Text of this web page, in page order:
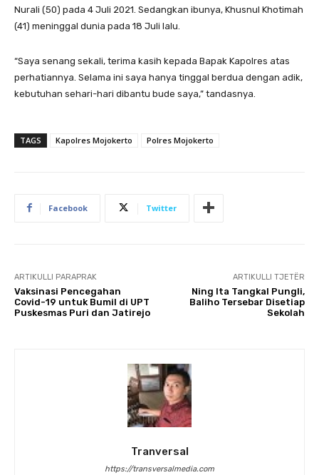
Nurali (50) pada 4 Juli 2021. Sedangkan ibunya, Khusnul Khotimah
(41) meninggal dunia pada 18 Juli lalu.
“Saya senang sekali, terima kasih kepada Bapak Kapolres atas
perhatiannya. Selama ini saya hanya tinggal berdua dengan adik,
kebutuhan sehari-hari dibantu bude saya,” tandasnya.
TAGS Kapolres Mojokerto Polres Mojokerto
Facebook Twitter
ARTIKULLI PARAPRAK
Vaksinasi Pencegahan
Covid-19 untuk Bumil di UPT
Puskesmas Puri dan Jatirejo
ARTIKULLI TJETËR
Ning Ita Tangkal Pungli,
Baliho Tersebar Disetiap
Sekolah
Tranversal
https://transversalmedia.com